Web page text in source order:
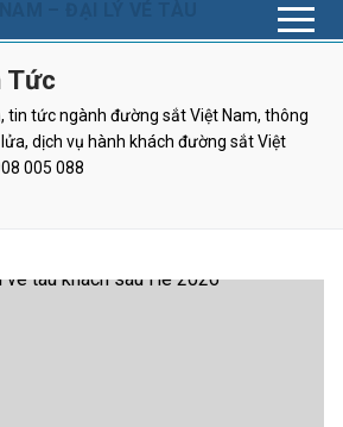
Tức
tin tức ngành đường sắt Việt Nam, thông
dịch vụ hành khách đường sắt Việt
005 088